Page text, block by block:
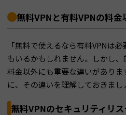
無料VPNと有料VPNの料金
「無料で使えるなら有料VPNは
もいるかもしれません。しかし
料金以外にも重要な違いがありま
に、その違いを理解しておきまし
無料VPNのセキュリティリス